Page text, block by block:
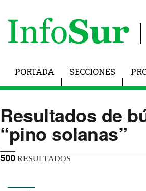
PORTADA SECCIONES
Resultados de
“pino solanas”
500 RESULTADOS